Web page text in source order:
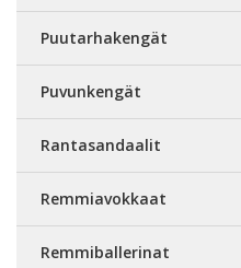
Puutarhakengät
Puvunkengät
Rantasandaalit
Remmiavokkaat
Remmiballerinat